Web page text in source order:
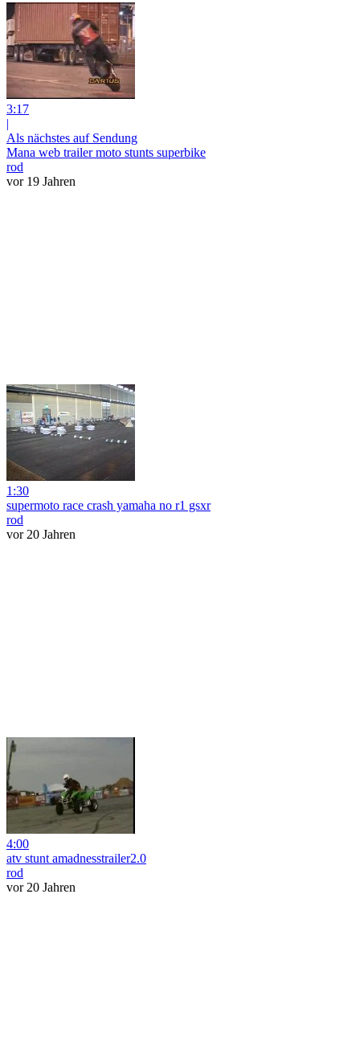
3:17
|
Als nächstes auf Sendung
Mana web trailer moto stunts superbike
rod
vor 19 Jahren
1:30
supermoto race crash yamaha no r1 gsxr
rod
vor 20 Jahren
4:00
atv stunt amadnesstrailer2.0
rod
vor 20 Jahren